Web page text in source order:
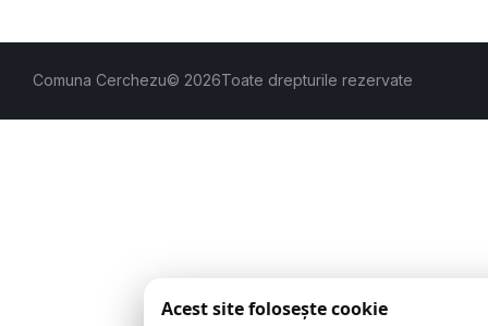
Comuna Cerchezu© 2026Toate drepturile rezervate
Acest site folosește cookie